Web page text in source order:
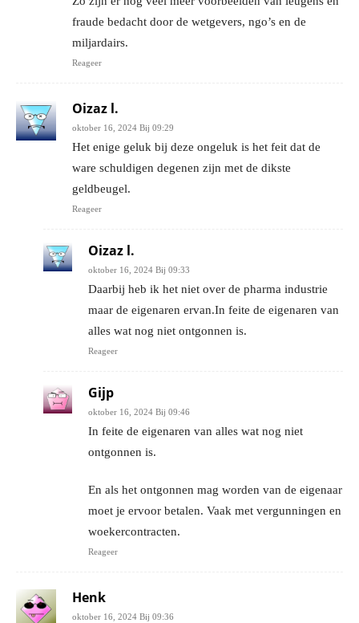
fraude bedacht door de wetgevers, ngo’s en de
miljardairs.
Reageer
Oizaz l.
oktober 16, 2024 Bij 09:29
Het enige geluk bij deze ongeluk is het feit dat de
ware schuldigen degenen zijn met de dikste
geldbeugel.
Reageer
Oizaz l.
oktober 16, 2024 Bij 09:33
Daarbij heb ik het niet over de pharma industrie
maar de eigenaren ervan.In feite de eigenaren van
alles wat nog niet ontgonnen is.
Reageer
Gijp
oktober 16, 2024 Bij 09:46
In feite de eigenaren van alles wat nog niet
ontgonnen is.
En als het ontgonnen mag worden van de eigenaar
moet je ervoor betalen. Vaak met vergunningen en
woekercontracten.
Reageer
Henk
oktober 16, 2024 Bij 09:36